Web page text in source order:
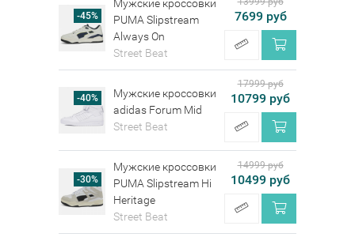
-45%
Мужские кроссовки
PUMA Slipstream
Always On
Street Beat
7699 руб
-40%
Мужские кроссовки
adidas Forum Mid
Street Beat
17999 руб
10799 руб
-30%
Мужские кроссовки
PUMA Slipstream Hi
Heritage
Street Beat
14999 руб
10499 руб